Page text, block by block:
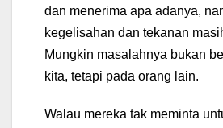
dan menerima apa adanya,
kegelisahan dan tekanan
Mungkin masalahnya bukan
kita, tetapi pada orang lain.
Walau mereka tak meminta